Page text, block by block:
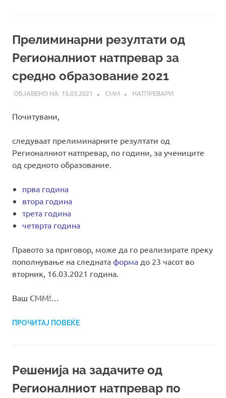
Прелиминарни резултати од
Регионалниот натпревар за
средно образование 2021
15.03.2021 СММ НАТПРЕВАРИ
Почитувани,
следуваат прелиминарните резултати од
Регионалниот натпревар, по години, за учениците
од средното образование.
прва година
втора година
трета година
четврта година
Правото за приговор, може да го реализирате преку
пополнување на следната форма до 23 часот во
вторник, 16.03.2021 година.
Ваш СММ!…
ПРОЧИТАЈ ПОВЕЌЕ
Решенија на задачите од
Регионалниот натпревар по